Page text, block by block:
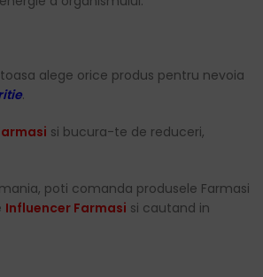
alege orice produs pentru nevoia
.
si bucura-te de reduceri,
poti comanda produsele Farmasi
Influencer Farmasi si cautand in